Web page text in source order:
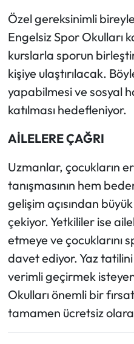
Özel gereksinimli
Engelsiz Spor Okulları
kurslarla sporun
kişiye ulaştırılacak.
yapabilmesi ve sosyal
katılması hedefleniyor.
AİLELERE ÇAĞRI
Uzmanlar, çocukların
tanışmasının hem
gelişim açısından
çekiyor. Yetkililer ise
etmeye ve çocuklarını
davet ediyor. Yaz tatilini
verimli geçirmek
Okulları önemli bir
tamamen ücretsiz